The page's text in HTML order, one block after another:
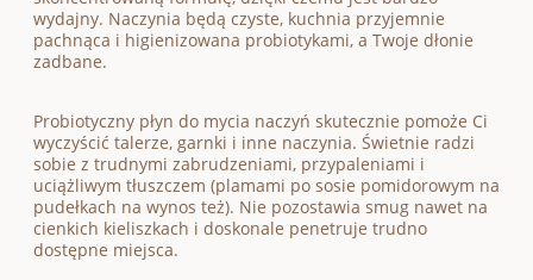
wydajny. Naczynia będą czyste, kuchnia przyjemnie
pachnąca i higienizowana probiotykami, a Twoje dłonie
zadbane.
Probiotyczny płyn do mycia naczyń skutecznie pomoże Ci
wyczyścić talerze, garnki i inne naczynia. Świetnie radzi
sobie z trudnymi zabrudzeniami, przypaleniami i
uciążliwym tłuszczem (plamami po sosie pomidorowym na
pudełkach na wynos też). Nie pozostawia smug nawet na
cienkich kieliszkach i doskonale penetruje trudno
dostępne miejsca.